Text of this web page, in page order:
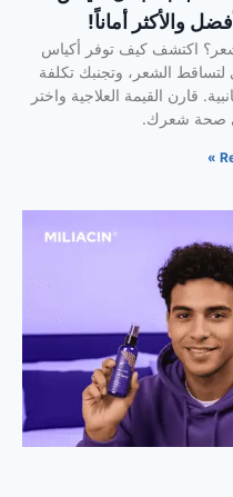
والأكثر أماناً!
اكتشف كيف توفر أكياس
لتساقط الشعر، وتجنبك تكلفة
قارن القيمة العلاجية واختر
صحة شعرك.